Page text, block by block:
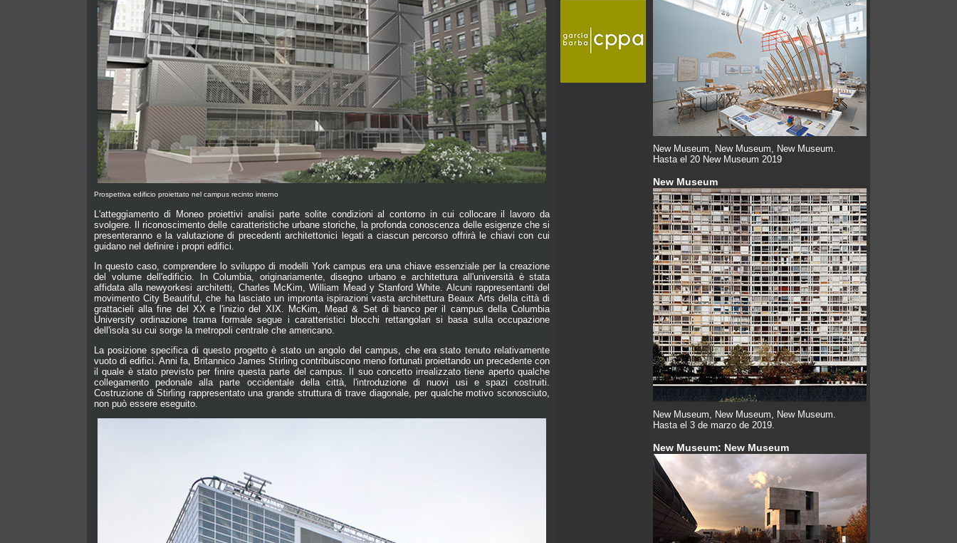
Prospettiva edificio proiettato nel campus recinto interno
L'atteggiamento di Moneo proiettivi analisi parte solite condizioni al contorno in cui collocare il lavoro da
svolgere. Il riconoscimento delle caratteristiche urbane storiche, la profonda conoscenza delle esigenze che si
presenteranno e la valutazione di precedenti architettonici legati a ciascun percorso offrirà le chiavi con cui
guidano nel definire i propri edifici.
In questo caso, comprendere lo sviluppo di modelli York campus era una chiave essenziale per la creazione
del volume dell'edificio. In Columbia, originariamente, disegno urbano e architettura all'università è stata
affidata alla newyorkesi architetti, Charles McKim, William Mead y Stanford White. Alcuni rappresentanti del
movimento City Beautiful, che ha lasciato un impronta ispirazioni vasta architettura Beaux Arts della città di
grattacieli alla fine del XX e l'inizio del XIX. McKim, Mead & Set di bianco per il campus della Columbia
University ordinazione trama formale segue i caratteristici blocchi rettangolari si basa sulla occupazione
dell'isola su cui sorge la metropoli centrale che americano.
La posizione specifica di questo progetto è stato un angolo del campus, che era stato tenuto relativamente
vuoto di edifici. Anni fa, Britannico James Stirling contribuiscono meno fortunati proiettando un precedente con
il quale è stato previsto per finire questa parte del campus. Il suo concetto irrealizzato tiene aperto qualche
collegamento pedonale alla parte occidentale della città, l'introduzione di nuovi usi e spazi costruiti.
Costruzione di Stirling rappresentato una grande struttura di trave diagonale, per qualche motivo sconosciuto,
non può essere eseguito.
New Museum, New Museum, New Museum.
Hasta el 20 New Museum 2019
New Museum
New Museum, New Museum, New Museum.
Hasta el 3 de marzo de 2019.
New Museum: New Museum